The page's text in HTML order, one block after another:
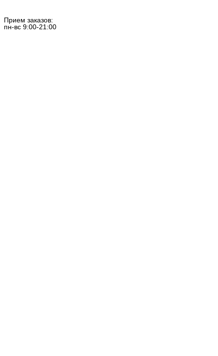
Прием заказов:
пн-вс 9:00-21:00